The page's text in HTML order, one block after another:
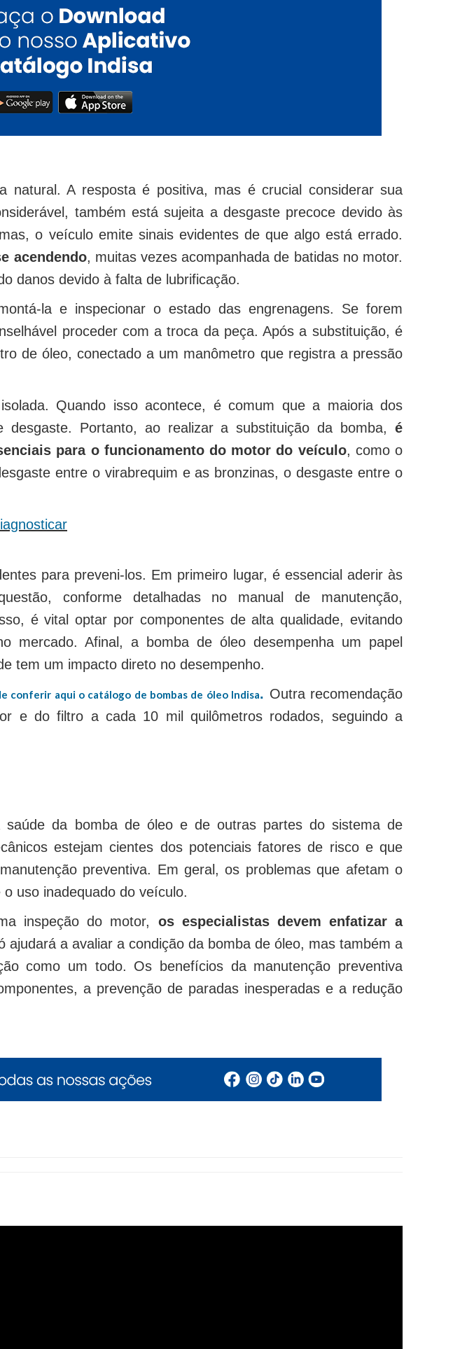
A resposta é positiva, mas é crucial considerar sua
também está sujeita a desgaste precoce devido às
o veículo emite sinais evidentes de que algo está errado.
acendendo, muitas vezes acompanhada de batidas no motor.
danos devido à falta de lubrificação.
la e inspecionar o estado das engrenagens. Se forem
proceder com a troca da peça. Após a substituição, é
de óleo, conectado a um manômetro que registra a pressão
Quando isso acontece, é comum que a maioria dos
Portanto, ao realizar a substituição da bomba, é
para o funcionamento do motor do veículo, como o
entre o virabrequim e as bronzinas, o desgaste entre o
para preveni-los. Em primeiro lugar, é essencial aderir às
conforme detalhadas no manual de manutenção,
é vital optar por componentes de alta qualidade, evitando
mercado. Afinal, a bomba de óleo desempenha um papel
tem um impacto direto no desempenho.
conferir aqui o catálogo de bombas de óleo Indisa. Outra recomendação
e do filtro a cada 10 mil quilômetros rodados, seguindo a
da bomba de óleo e de outras partes do sistema de
estejam cientes dos potenciais fatores de risco e que
preventiva. Em geral, os problemas que afetam o
uso inadequado do veículo.
inspeção do motor, os especialistas devem enfatizar a
ajudará a avaliar a condição da bomba de óleo, mas também a
como um todo. Os benefícios da manutenção preventiva
a prevenção de paradas inesperadas e a redução